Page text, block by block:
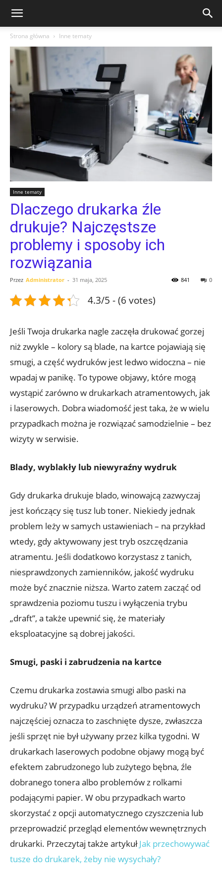
Strona główna Inne tematy
Inne tematy
Dlaczego drukarka źle
drukuje? Najczęstsze
problemy i sposoby ich
rozwiązania
Przez Administrator - 31 maja, 2025 0
841
4.3/5 - (6 votes)
Jeśli Twoja drukarka nagle zaczęła drukować gorzej
niż zwykle – kolory są blade, na kartce pojawiają się
smugi, a część wydruków jest ledwo widoczna – nie
wpadaj w panikę. To typowe objawy, które mogą
wystąpić zarówno w drukarkach atramentowych, jak
i laserowych. Dobra wiadomość jest taka, że w wielu
przypadkach można je rozwiązać samodzielnie – bez
wizyty w serwisie.
Blady, wyblakły lub niewyraźny wydruk
Gdy drukarka drukuje blado, winowajcą zazwyczaj
jest kończący się tusz lub toner. Niekiedy jednak
problem leży w samych ustawieniach – na przykład
wtedy, gdy aktywowany jest tryb oszczędzania
atramentu. Jeśli dodatkowo korzystasz z tanich,
niesprawdzonych zamienników, jakość wydruku
może być znacznie niższa. Warto zatem zacząć od
sprawdzenia poziomu tuszu i wyłączenia trybu
„draft”, a także upewnić się, że materiały
eksploatacyjne są dobrej jakości.
Smugi, paski i zabrudzenia na kartce
Czemu drukarka zostawia smugi albo paski na
wydruku? W przypadku urządzeń atramentowych
najczęściej oznacza to zaschnięte dysze, zwłaszcza
jeśli sprzęt nie był używany przez kilka tygodni. W
drukarkach laserowych podobne objawy mogą być
efektem zabrudzonego lub zużytego bębna, źle
dobranego tonera albo problemów z rolkami
podającymi papier. W obu przypadkach warto
skorzystać z opcji automatycznego czyszczenia lub
przeprowadzić przegląd elementów wewnętrznych
drukarki. Przeczytaj także artykułJak przechowywać
tusze do drukarek, żeby nie wysychały?